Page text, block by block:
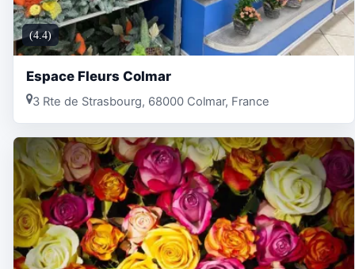
(4.4)
Espace Fleurs Colmar
3 Rte de Strasbourg, 68000 Colmar, France